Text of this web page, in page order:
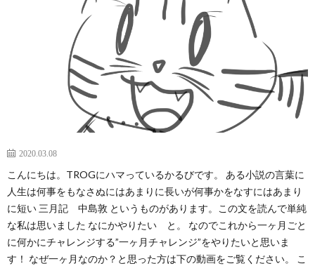
2020.03.08
こんにちは。TROGにハマっているかるびです。 ある小説の言葉に
人生は何事をもなさぬにはあまりに長いが何事かをなすにはあまり
に短い 三月記 中島敦 というものがあります。この文を読んで単純
な私は思いました なにかやりたい と。 なのでこれから一ヶ月ごと
に何かにチャレンジする”一ヶ月チャレンジ”をやりたいと思いま
す！ なぜ一ヶ月なのか？と思った方は下の動画をご覧ください。 こ